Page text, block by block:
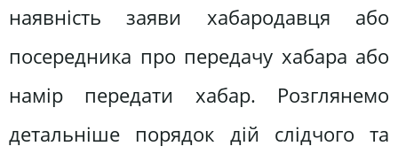
наявність заяви хабародавця або
посередника про передачу хабара або
намір передати хабар. Розглянемо
детальніше порядок дій слідчого та